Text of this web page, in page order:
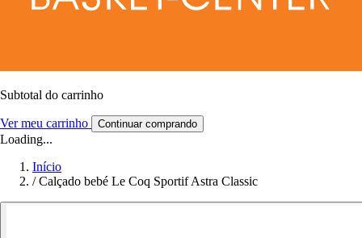
Subtotal do carrinho
Ver meu carrinho Continuar comprando
Loading...
Início
/ Calçado bebé Le Coq Sportif Astra Classic